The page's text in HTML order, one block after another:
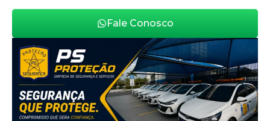
Fale Conosco